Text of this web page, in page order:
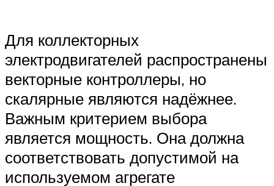
Для коллекторных
электродвигателей распространены
векторные контроллеры, но
скалярные являются надёжнее.
Важным критерием выбора
является мощность. Она должна
соответствовать допустимой на
используемом агрегате